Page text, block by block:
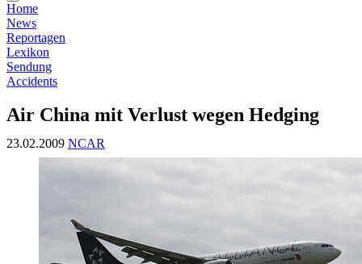
Home
News
Reportagen
Lexikon
Sendung
Accidents
Air China mit Verlust wegen Hedging
23.02.2009 NCAR